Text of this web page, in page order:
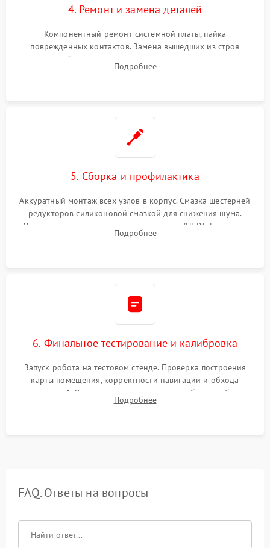
4. Ремонт и замена деталей
Компонентный ремонт системной платы, пайка
поврежденных контактов. Замена вышедших из строя
двигателей, изношенного аккумулятора, неисправного
лидара или помпы подачи воды. Восстановление шлейфов и
Подробнее
5. Сборка и профилактика
Аккуратный монтаж всех узлов в корпус. Смазка шестерней
редукторов силиконовой смазкой для снижения шума.
Установка новых расходных материалов (HEPA-фильтров,
микрофибры, щеток). Надежная фиксация разъемов и
Подробнее
6. Финальное тестирование и калибровка
Запуск робота на тестовом стенде. Проверка построения
карты помещения, корректности навигации и обхода
препятствий. Оценка силы всасывания и работы турбины.
Тестирование автоматического возврата на док-станцию и
Подробнее
FAQ. Ответы на вопросы